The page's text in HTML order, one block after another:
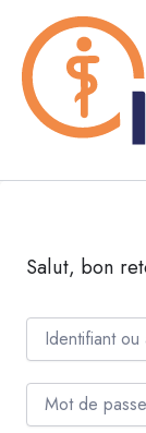
contenu
Salut, bon